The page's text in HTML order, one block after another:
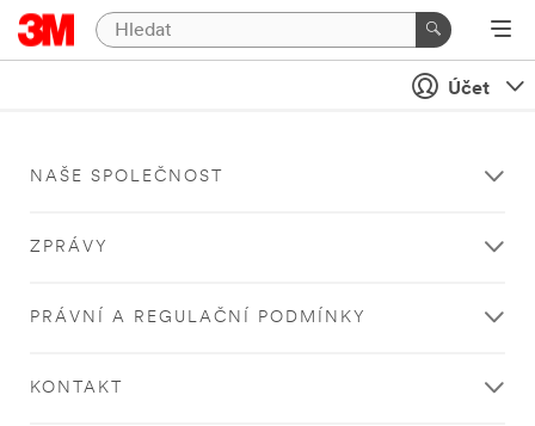
Účet
NAŠE SPOLEČNOST
ZPRÁVY
PRÁVNÍ A REGULAČNÍ PODMÍNKY
KONTAKT